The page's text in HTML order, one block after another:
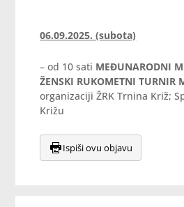
06.09.2025. (subota)
– od 10 sati MEĐUNARODNI
ŽENSKI RUKOMETNI TURNIR
organizaciji ŽRK Trnina Križ;
Križu
Ispiši ovu objavu